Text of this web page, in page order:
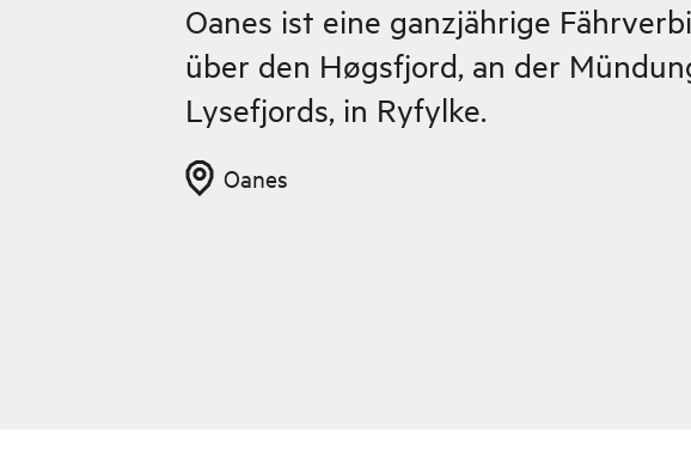
Oanes ist eine ganzjährige
über den Høgsfjord, an der
Lysefjords, in Ryfylke.
Oanes